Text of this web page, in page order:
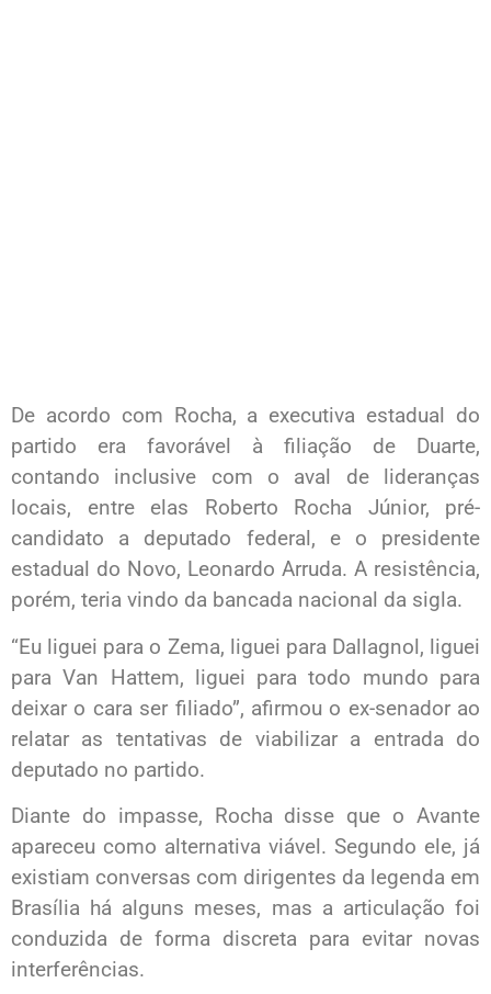
De acordo com Rocha, a executiva estadual do
partido era favorável à filiação de Duarte,
contando inclusive com o aval de lideranças
locais, entre elas Roberto Rocha Júnior, pré-
candidato a deputado federal, e o presidente
estadual do Novo, Leonardo Arruda. A resistência,
porém, teria vindo da bancada nacional da sigla.
“Eu liguei para o Zema, liguei para Dallagnol, liguei
para Van Hattem, liguei para todo mundo para
deixar o cara ser filiado”, afirmou o ex-senador ao
relatar as tentativas de viabilizar a entrada do
deputado no partido.
Diante do impasse, Rocha disse que o Avante
apareceu como alternativa viável. Segundo ele, já
existiam conversas com dirigentes da legenda em
Brasília há alguns meses, mas a articulação foi
conduzida de forma discreta para evitar novas
interferências.